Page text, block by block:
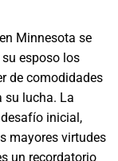
Minnesota se
esposo los
de comodidades
su lucha. La
inicial,
mayores virtudes
un recordatorio